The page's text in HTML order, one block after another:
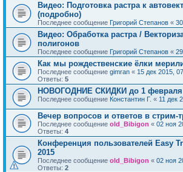
Видео: Подготовка растра к
(подробно)
Последнее сообщение Григорий Степанов «
Видео: Обработка растра /
полигонов
Последнее сообщение Григорий Степанов «
Как мы рождественские ёлки
Последнее сообщение gimran « 15 дек 2015,
Ответы: 5
НОВОГОДНИЕ СКИДКИ до 1 февраля
Последнее сообщение Константин Г. « 11 дек
Вечер вопросов и ответов в стрим-
Последнее сообщение old_Bibigon « 02 ноя
Ответы: 4
Конференция пользователей Easy
2015
Последнее сообщение old_Bibigon « 02 ноя
Ответы: 2